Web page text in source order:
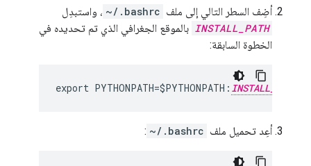
أضِف السطر التالي إلى ملف ~/.bashrc ، واستبدِل
INSTALL_PATH بالموقع الجغرافي الذي تم تحديده في
الخطوة السابقة:
export PYTHONPATH=$PYTHONPATH: INSTALL_PATH
أعِد تحميل ملف ~/.bashrc
: